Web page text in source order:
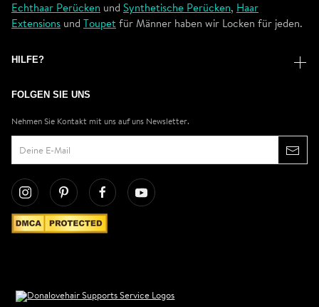
Echthaar Perücken und Synthetische Perücken, Haar
Extensions und Toupet für Männer haben wir Locken für jeden.
HILFE?
FOLGEN SIE UNS
Nehmen Sie Kontakt mit uns auf uns Newsletter.